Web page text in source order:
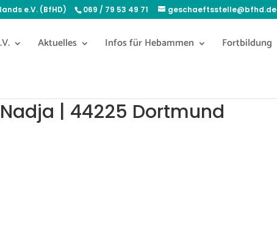
e.V. (BfHD) 069 / 79 53 49 71 geschaeftsstelle@bfhd.de
Aktuelles Infos für Hebammen Fortbildung
| 44225 Dortmund